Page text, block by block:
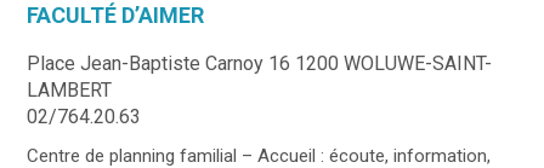
FACULTÉ D’AIMER
Place Jean-Baptiste Carnoy 16 1200 WOLUWE-SAINT-
LAMBERT
02/764.20.63
Centre de planning familial – Accueil : écoute, information,